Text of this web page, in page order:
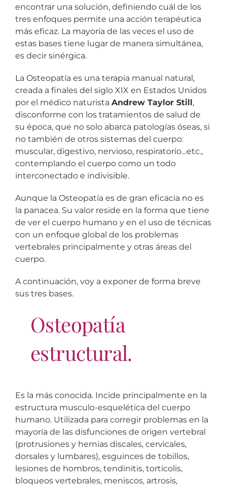
encontrar una solución, definiendo cuál de los
tres enfoques permite una acción terapéutica
más eficaz. La mayoría de las veces el uso de
estas bases tiene lugar de manera simultánea,
es decir sinérgica.
La Osteopatía es una terapia manual natural,
creada a finales del siglo XIX en Estados Unidos
por el médico naturista Andrew Taylor Still,
disconforme con los tratamientos de salud de
su época, que no solo abarca patologías óseas, si
no también de otros sistemas del cuerpo:
muscular, digestivo, nervioso, respiratorio…etc.,
contemplando el cuerpo como un todo
interconectado e indivisible.
Aunque la Osteopatía es de gran eficacia no es
la panacea. Su valor reside en la forma que tiene
de ver el cuerpo humano y en el uso de técnicas
con un enfoque global de los problemas
vertebrales principalmente y otras áreas del
cuerpo.
A continuación, voy a exponer de forma breve
sus tres bases.
Osteopatía
estructural.
Es la más conocida. Incide principalmente en la
estructura musculo-esquelética del cuerpo
humano. Utilizada para corregir problemas en la
mayoría de las disfunciones de origen vertebral
(protrusiones y hernias discales, cervicales,
dorsales y lumbares), esguinces de tobillos,
lesiones de hombros, tendinitis, tortícolis,
bloqueos vertebrales, meniscos, artrosis,